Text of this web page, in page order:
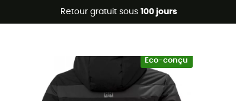
Retour gratuit sous 100 jours
Promos d'été 🔥 -5 % EXTRA dès 2 produits* code Summer5
Eco-conçu